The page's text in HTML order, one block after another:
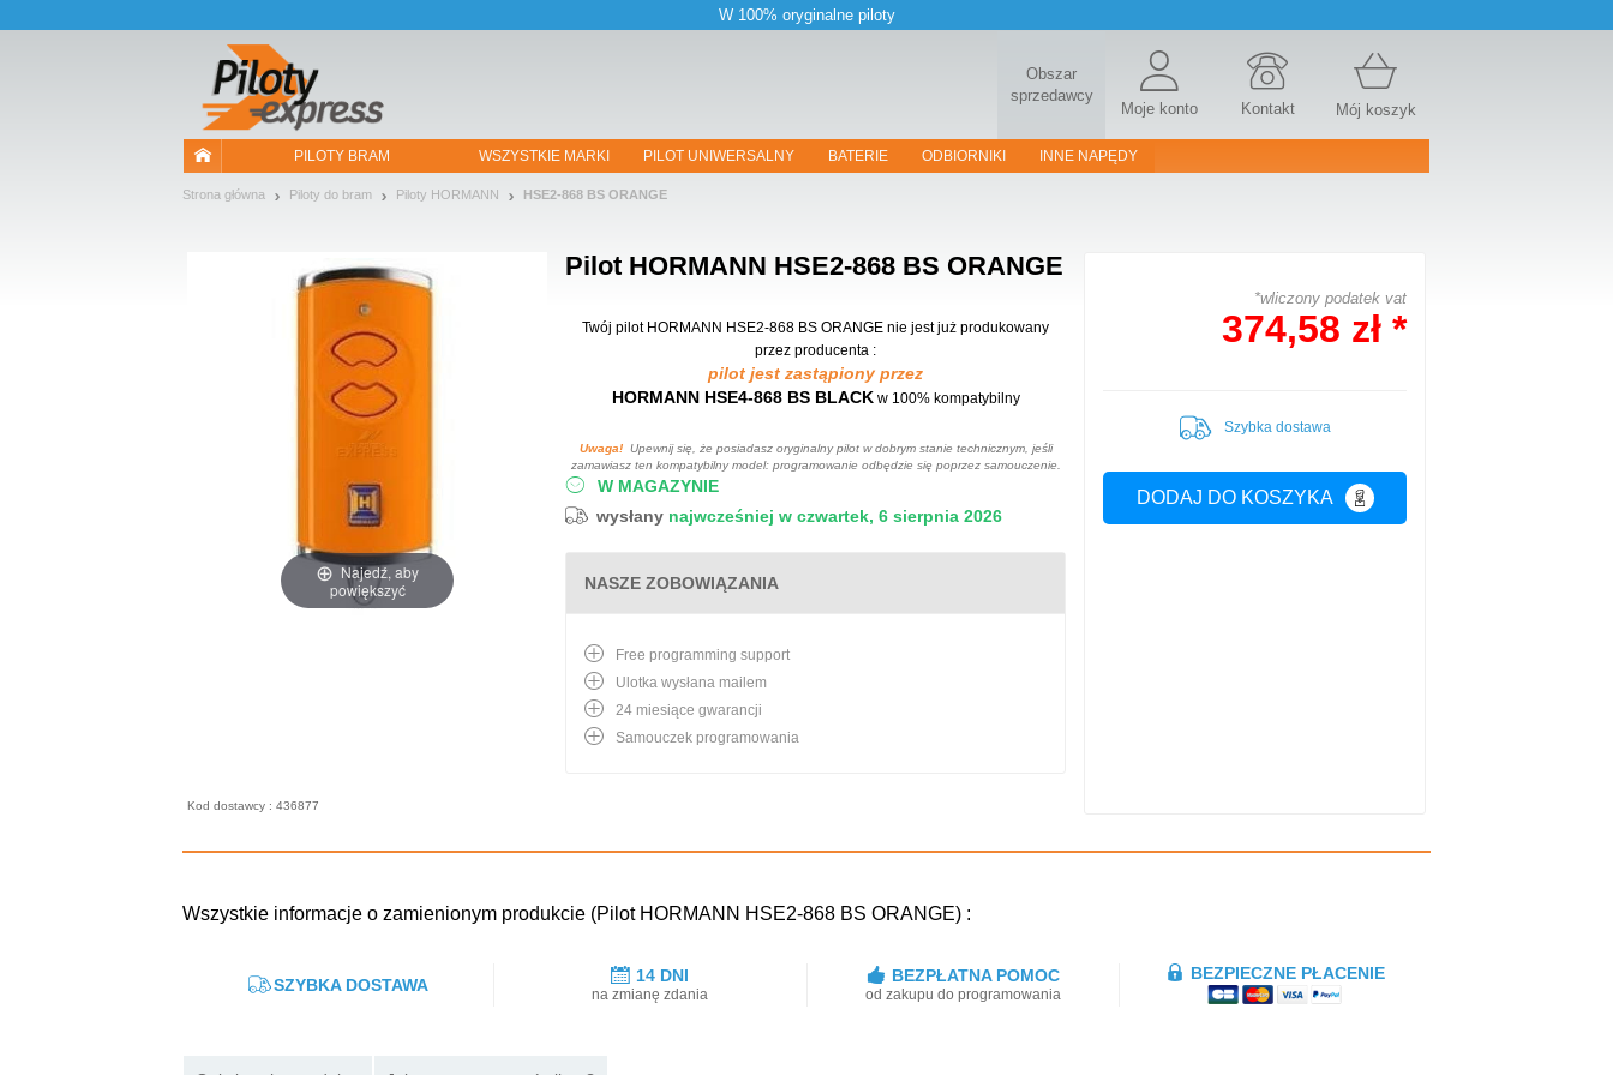
W 100% oryginalne piloty
Obszar
sprzedawcy
Moje konto Kontakt Mój koszyk
PILOTY BRAM WSZYSTKIE MARKI PILOT UNIWERSALNY BATERIE ODBIORNIKI INNE NAPĘDY
Strona główna Piloty do bram Piloty HORMANN HSE2-868 BS ORANGE
Pilot HORMANN HSE2-868 BS ORANGE
Najedź, aby
powiększyć
Twój pilot HORMANN HSE2-868 BS ORANGE nie jest już produkowany
przez producenta :
pilot jest zastąpiony przez
HORMANN HSE4-868 BS BLACK w 100% kompatybilny
Uwaga!Upewnij się, że posiadasz oryginalny pilot w dobrym stanie technicznym, jeśli
zamawiasz ten kompatybilny model: programowanie odbędzie się poprzez samouczenie.
W MAGAZYNIE
wysłany najwcześniej w czwartek, 6 sierpnia 2026
*wliczony podatek vat
374,58 zł *
DODAJ DO KOSZYKA
Szybka dostawa
Kod dostawcy : 436877
NASZE ZOBOWIĄZANIA
Free programming support
Ulotka wysłana mailem
24 miesiące gwarancji
Samouczek programowania
Wszystkie informacje o zamienionym produkcie (Pilot HORMANN HSE2-868 BS ORANGE) :
SZYBKA DOSTAWA 14 DNI
na zmianę zdania
BEZPŁATNA POMOC
od zakupu do programowania
BEZPIECZNE PŁACENIE